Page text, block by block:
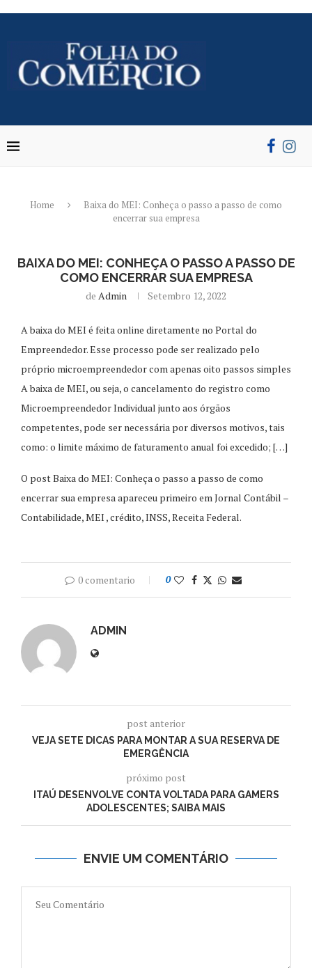
Home
Baixa do MEI: Conheça o passo a passo de como
encerrar sua empresa
BAIXA DO MEI: CONHEÇA O PASSO A PASSO DE
COMO ENCERRAR SUA EMPRESA
de Admin Setembro 12, 2022
A baixa do MEI é feita online diretamente no Portal do
Empreendedor. Esse processo pode ser realizado pelo
próprio microempreendedor com apenas oito passos simples
A baixa de MEI, ou seja, o cancelamento do registro como
Microempreendedor Individual junto aos órgãos
competentes, pode ser necessária por diversos motivos, tais
como: o limite máximo de faturamento anual foi excedido; […]
O post Baixa do MEI: Conheça o passo a passo de como
encerrar sua empresa apareceu primeiro em Jornal Contábil –
Contabilidade, MEI , crédito, INSS, Receita Federal.
0 comentario 0
ADMIN
post anterior
VEJA SETE DICAS PARA MONTAR A SUA RESERVA DE
EMERGÊNCIA
próximo post
ITAÚ DESENVOLVE CONTA VOLTADA PARA GAMERS
ADOLESCENTES; SAIBA MAIS
ENVIE UM COMENTÁRIO